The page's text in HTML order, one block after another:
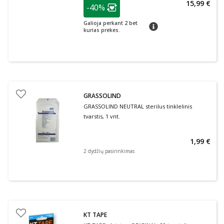
Lojalumo klubo narių nuolaida
-40%
Galioja perkant 2 bet
kurias prekes.
patarimas
15,99 €
GRASSOLIND
GRASSOLIND NEUTRAL sterilus tinklelinis
tvarstis, 1 vnt.
1,99 €
2 dydžių pasirinkimas
KT TAPE